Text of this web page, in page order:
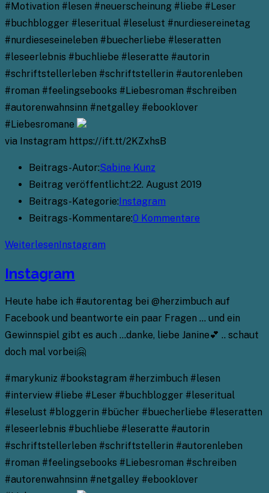
#Motivation #lesen #neuerscheinung #liebe #Leser
#buchblogger #leseritual #leselust #nurdiesereinetag
#nurdieseseineleben #buecherliebe #leseratten
#leseerlebnis #buchliebe #leseratte #autorin
#schriftstellerleben #schriftstellerin #autorenleben
#roman #feelingsebooks #Liebesroman #schreiben
#autorenwahnsinn #netgalley #ebooklover
#Liebesromane
via Instagram https://ift.tt/2KZxhsB
Beitrags-Autor:Sabine Kunz
Beitrag veröffentlicht:22. August 2019
Beitrags-Kategorie:Instagram
Beitrags-Kommentare:0 Kommentare
WeiterlesenInstagram
Instagram
Heute habe ich #autorentag bei @herzimbuch auf
Facebook und beantworte ein paar Fragen … und ein
Gewinnspiel gibt es auch …danke, liebe Janine💕 .. schaut
doch mal vorbei🤗
#marykuniz #bookstagram #herzimbuch #lesen
#interview #liebe #Leser #buchblogger #leseritual
#leselust #bloggerin #bücher #buecherliebe #leseratten
#leseerlebnis #buchliebe #leseratte #autorin
#schriftstellerleben #schriftstellerin #autorenleben
#roman #feelingsebooks #Liebesroman #schreiben
#autorenwahnsinn #netgalley #ebooklover